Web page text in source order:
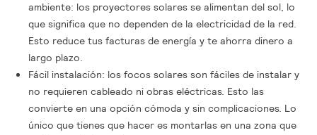
ambiente: los proyectores solares se alimentan del sol, lo
que significa que no dependen de la electricidad de la red.
Esto reduce tus facturas de energía y te ahorra dinero a
largo plazo.
Fácil instalación: los focos solares son fáciles de instalar y
no requieren cableado ni obras eléctricas. Esto las
convierte en una opción cómoda y sin complicaciones. Lo
único que tienes que hacer es montarlas en una zona que